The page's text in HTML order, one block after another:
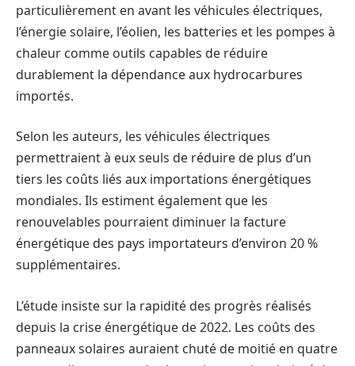
particulièrement en avant les véhicules électriques,
l’énergie solaire, l’éolien, les batteries et les pompes à
chaleur comme outils capables de réduire
durablement la dépendance aux hydrocarbures
importés.
Selon les auteurs, les véhicules électriques
permettraient à eux seuls de réduire de plus d’un
tiers les coûts liés aux importations énergétiques
mondiales. Ils estiment également que les
renouvelables pourraient diminuer la facture
énergétique des pays importateurs d’environ 20 %
supplémentaires.
L’étude insiste sur la rapidité des progrès réalisés
depuis la crise énergétique de 2022. Les coûts des
panneaux solaires auraient chuté de moitié en quatre